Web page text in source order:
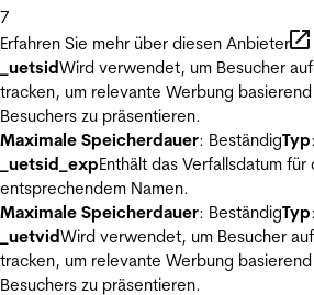
7
Erfahren Sie mehr über diesen Anbieter
_uetsidWird verwendet, um Besucher
tracken, um relevante Werbung
Besuchers zu präsentieren.
Maximale Speicherdauer: BeständigTyp
_uetsid_expEnthält das Verfallsdatum
entsprechendem Namen.
Maximale Speicherdauer: BeständigTyp
_uetvidWird verwendet, um Besucher
tracken, um relevante Werbung
Besuchers zu präsentieren.